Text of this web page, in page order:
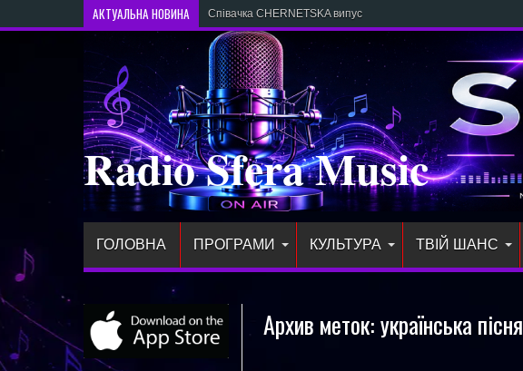
АКТУАЛЬНА НОВИНА Співачка CHERNETSKA випустила новий сингл «злітай
Radio Sfera Music
ГОЛОВНА ПРОГРАМИ КУЛЬТУРА ТВІЙ ШАНС
Архив меток:українська пісня